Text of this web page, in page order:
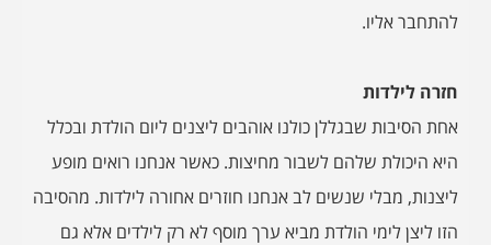
להתחבר אליו.
חזרה לילדות
אחת הסיבות שבגללן כולנו אוהבים ליצנים ליום הולדת ובכלל
היא היכולת שלהם לשבור מחיצות. כאשר אנחנו רואים מופע
ליצנות, מבלי שנשים לב אנחנו חוזרים אחורה לילדות. מהסיבה
הזו ליצן לימי הולדת מביא ערך מוסף לא רק לילדים אלא גם